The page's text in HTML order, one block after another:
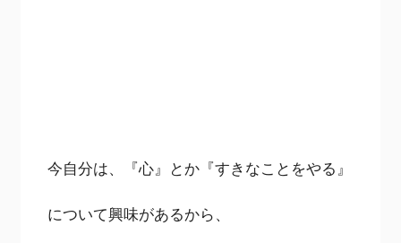
今自分は、『心』とか『すきなことをやる』
について興味があるから、